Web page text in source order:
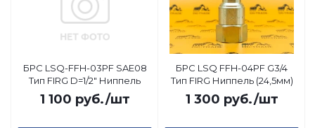
БРС LSQ-FFH-03PF SAE08
Тип FIRG D=1/2" Ниппель
1 100 руб./шт
БРС LSQ FFH-04PF G3/4
Тип FIRG Ниппель (24,5мм)
1 300 руб./шт